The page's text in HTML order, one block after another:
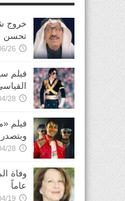
خروج
تحسن
26
فيلم
28
فيلم
ويتصدر
28
عاماً
19